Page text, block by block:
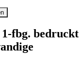
fbg. bedruckt